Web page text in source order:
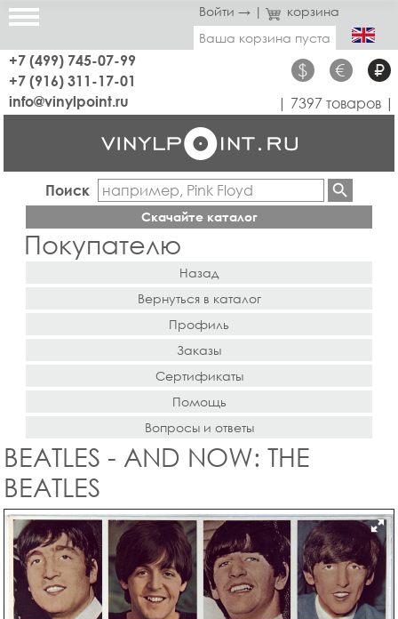
Войти → |
корзина
Ваша корзина пуста
+7 (499) 745-07-99
+7 (916) 311-17-01
$ € ₽
info@vinylpoint.ru | 7397 товаров |
Поиск
Скачайте каталог
Покупателю
Назад
Вернуться в каталог
Профиль
Заказы
Сертификаты
Помощь
Вопросы и ответы
BEATLES - AND NOW: THE
BEATLES